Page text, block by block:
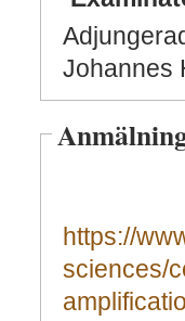
Johannes
https://
sciences/